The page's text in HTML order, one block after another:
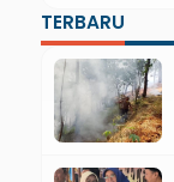
TERBARU